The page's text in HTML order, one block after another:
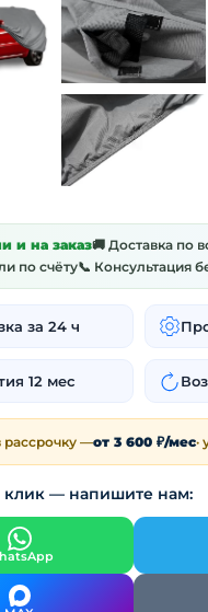
и на заказ🚚 Доставка по
по счёту📞 Консультация
за 24 ч
12 мес
—от 3 600 ₽/мес·
клик — напишите нам: